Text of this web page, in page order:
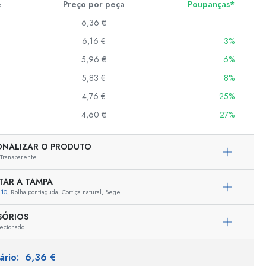
Preço por peça
Poupanças*
6,36 €
6,16 €
3%
5,96 €
6%
5,83 €
8%
4,76 €
25%
4,60 € 27%
O PRODUTO
Transparente
A TAMPA
, Rolha pontiaguda, Cortiça natural, Bege
6,36 €